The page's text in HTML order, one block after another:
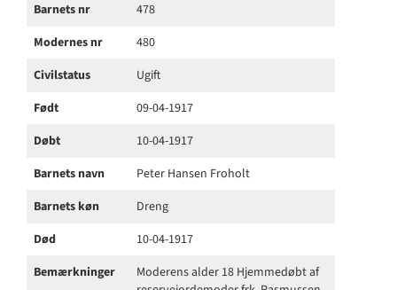
Barnets nr
478
Modernes nr
480
Civilstatus
Ugift
Født
09-04-1917
Døbt
10-04-1917
Barnets navn
Peter Hansen Froholt
Barnets køn
Dreng
Død
10-04-1917
Bemærkninger
Moderens alder 18 Hjemmedøbt af